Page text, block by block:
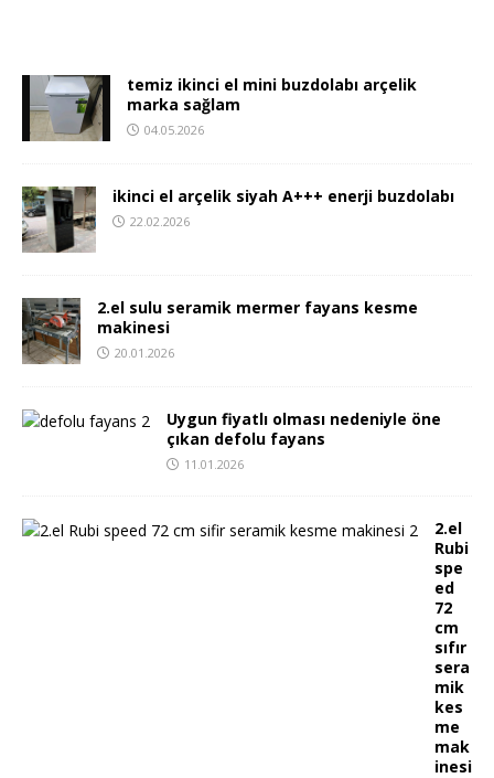
temiz ikinci el mini buzdolabı arçelik
marka sağlam
04.05.2026
ikinci el arçelik siyah A+++ enerji buzdolabı
22.02.2026
2.el sulu seramik mermer fayans kesme
makinesi
20.01.2026
Uygun fiyatlı olması nedeniyle öne
çıkan defolu fayans
11.01.2026
2.el
Rubi
spe
ed
72
cm
sıfır
sera
mik
kes
me
mak
inesi